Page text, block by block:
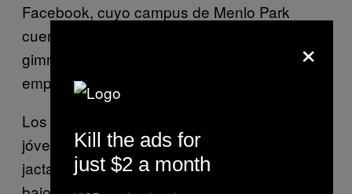
Facebook, cuyo campus de Menlo Park
cuenta con instalaciones como peluquerías y
gimnasios, Netflix no espera que sus
empleados pasen todo el tiempo ahí.
Los empleados de Facebook —que son más
jóvenes que los de Netflix, dice Wind— se
jactan de trabajar muchas horas y dormir
×
Kill the ads for
just $2 a month